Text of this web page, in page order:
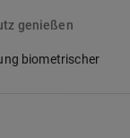
genießen
biometrischer